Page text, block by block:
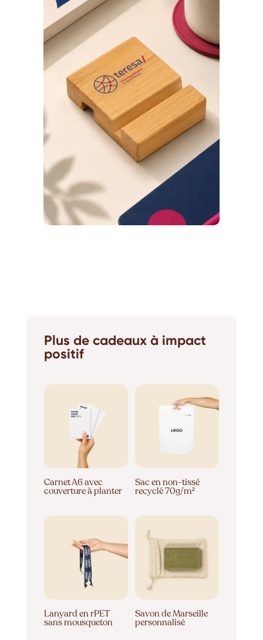
Plus de cadeaux à impact
positif
Carnet A6 avec
couverture à planter
Sac en non-tissé
recyclé 70g/m²
Lanyard en rPET
sans mousqueton
Savon de Marseille
personnalisé